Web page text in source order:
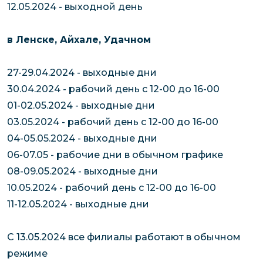
12.05.2024 - выходной день
в Ленске, Айхале, Удачном
27-29.04.2024 - выходные дни
30.04.2024 - рабочий день с 12-00 до 16-00
01-02.05.2024 - выходные дни
03.05.2024 - рабочий день с 12-00 до 16-00
04-05.05.2024 - выходные дни
06-07.05 - рабочие дни в обычном графике
08-09.05.2024 - выходные дни
10.05.2024 - рабочий день с 12-00 до 16-00
11-12.05.2024 - выходные дни
С 13.05.2024 все филиалы работают в обычном
режиме